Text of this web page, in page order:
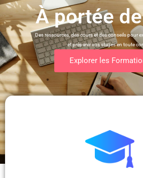
À portée
Des ressources, des cours et des conseils pour
et préparer vos stages en toute
Explorer les